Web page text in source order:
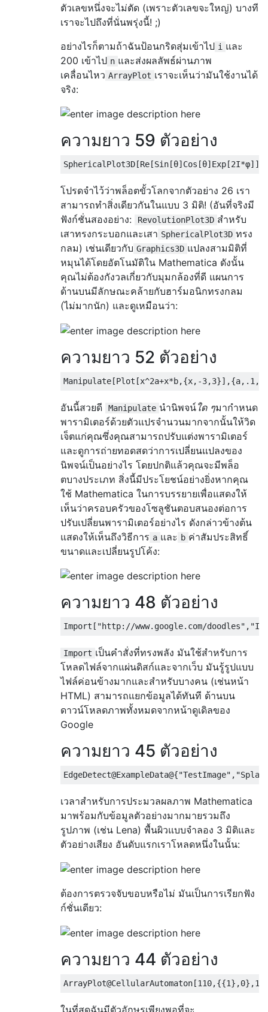
ตัวเลขหนึ่งจะไม่ตัด (เพราะตัวเลขจะใหญ่) บางที
เราจะไปถึงที่นั่นพรุ่งนี้! ;)
อย่างไรก็ตามถ้าฉันป้อนกริดสุ่มเข้าไป i และ
200 เข้าไป n และส่งผลลัพธ์ผ่านภาพ
เคลื่อนไหว ArrayPlot เราจะเห็นว่ามันใช้งานได้
จริง:
ความยาว 59 ตัวอย่าง
SphericalPlot3D [Re [Sin [θ] Cos [θ] Exp [2I
โปรดจำไว้ว่าพล็อตขั้วโลกจากตัวอย่าง 26 เรา
สามารถทำสิ่งเดียวกันในแบบ 3 มิติ! (อันที่จริงมี
ฟังก์ชั่นสองอย่าง:
RevolutionPlot3D สำหรับ
เสาทรงกระบอกและเสา SphericalPlot3D ทรง
กลม) เช่นเดียวกับ Graphics3D แปลงสามมิติที่
หมุนได้โดยอัตโนมัติใน Mathematica ดังนั้น
คุณไม่ต้องกังวลเกี่ยวกับมุมกล้องที่ดี แผนการ
ด้านบนมีลักษณะคล้ายกับฮาร์มอนิกทรงกลม
(ไม่มากนัก) และดูเหมือนว่า:
ความยาว 52 ตัวอย่าง
Manipulate [Plot [x^2a+x*b,{x,-3,3}],{a,. 1 ,
อันนี้สวยดี Manipulate นำนิพจน์ใด ๆมากำหนด
พารามิเตอร์ด้วยตัวแปรจำนวนมากจากนั้นให้วิด
เจ็ตแก่คุณซึ่งคุณสามารถปรับแต่งพารามิเตอร์
และดูการถ่ายทอดสดว่าการเปลี่ยนแปลงของ
นิพจน์เป็นอย่างไร โดยปกติแล้วคุณจะมีพล็อ
ตบางประเภท สิ่งนี้มีประโยชน์อย่างยิ่งหากคุณ
ใช้ Mathematica ในการบรรยายเพื่อแสดงให้
เห็นว่าครอบครัวของโซลูชันตอบสนองต่อการ
ปรับเปลี่ยนพารามิเตอร์อย่างไร ดังกล่าวข้างต้น
แสดงให้เห็นถึงวิธีการ a และ b ค่าสัมประสิทธิ์
ขนาดและเปลี่ยนรูปโค้ง:
ความยาว 48 ตัวอย่าง
Import [ "http://www.google.com/doodles" ,
Import เป็นคำสั่งที่ทรงพลัง มันใช้สำหรับการ
โหลดไฟล์จากแผ่นดิสก์และจากเว็บ มันรู้รูปแบบ
ไฟล์ค่อนข้างมากและสำหรับบางคน (เช่นหน้า
HTML) สามารถแยกข้อมูลได้ทันที ด้านบน
ดาวน์โหลดภาพทั้งหมดจากหน้าดูเดิลของ
Google
ความยาว 45 ตัวอย่าง
EdgeDetect@ExampleData@{"TestImage" ,
เวลาสำหรับการประมวลผลภาพ Mathematica
มาพร้อมกับข้อมูลตัวอย่างมากมายรวมถึง
รูปภาพ (เช่น Lena) พื้นผิวแบบจำลอง 3 มิติและ
ตัวอย่างเสียง อันดับแรกเราโหลดหนึ่งในนั้น:
ต้องการตรวจจับขอบหรือไม่ มันเป็นการเรียกฟัง
ก์ชั่นเดียว:
ความยาว 44 ตัวอย่าง
ArrayPlot@CellularAutomaton [110,{{1},0},
ในที่สุดฉันมีตัวอักษรเพียงพอที่จะ